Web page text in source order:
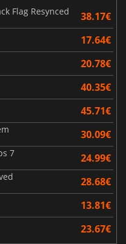
Flag Resynced
38.17€
17.64€
20.78€
40.35€
45.71€
30.09€
7 24.99€
28.68€
13.81€
23.67€